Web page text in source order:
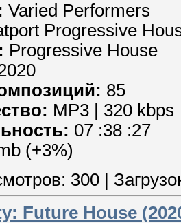
Varied Performers
Progressive
Progressive House
85
MP3 | 320 kbps
07 :38 :27
(+3%)
300
Future House